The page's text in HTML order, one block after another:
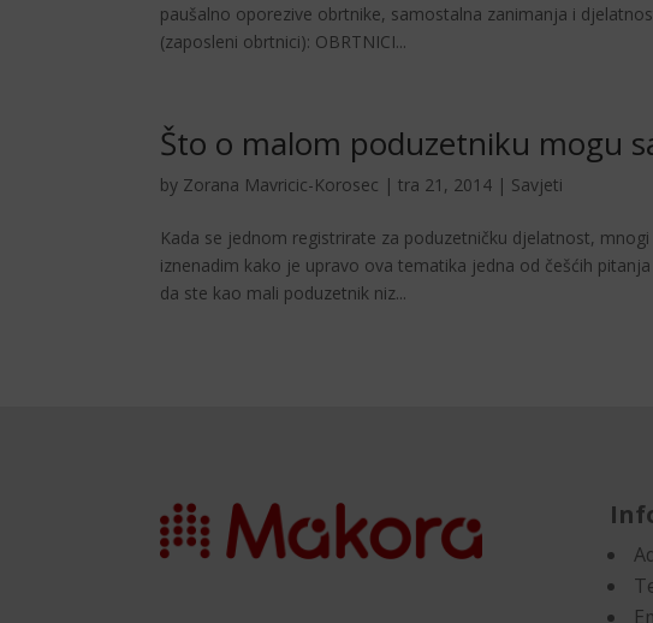
paušalno oporezive obrtnike, samostalna zanimanja i
(zaposleni obrtnici): OBRTNICI...
Što o malom poduzetniku mogu
by Zorana Mavricic-Korosec | tra 21, 2014| Savjeti
Kada se jednom registrirate za poduzetničku djelatnost,
iznenadim kako je upravo ova tematika jedna od češćih
da ste kao mali poduzetnik niz...